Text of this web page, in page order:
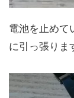
電池を止めて
に引っ張りま